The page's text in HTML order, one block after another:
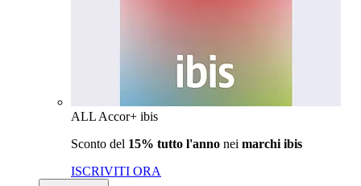
ALL Accor+ ibis
Sconto del 15% tutto l'anno nei marchi ibis
ISCRIVITI ORA